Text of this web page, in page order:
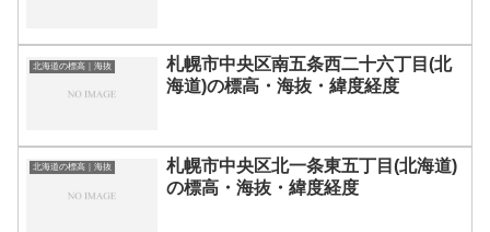
北海道の標高｜海抜
札幌市中央区南五条西二十六丁目(北
海道)の標高・海抜・緯度経度
北海道の標高｜海抜
札幌市中央区北一条東五丁目(北海道)
の標高・海抜・緯度経度